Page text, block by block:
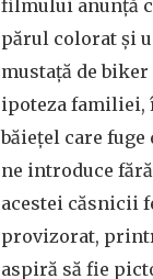
filmului anunță
părul colorat și
mustață de biker
ipoteza familiei,
băiețel care fuge
ne introduce
acestei căsnicii
provizorat,
aspiră să fie